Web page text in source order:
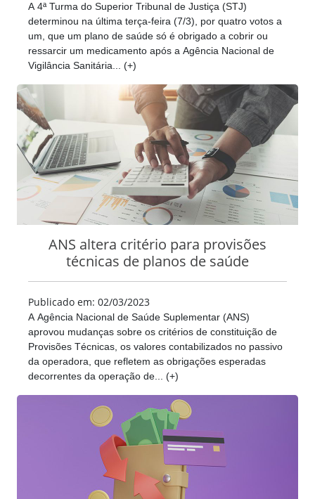
A 4ª Turma do Superior Tribunal de Justiça (STJ)
determinou na última terça-feira (7/3), por quatro votos a
um, que um plano de saúde só é obrigado a cobrir ou
ressarcir um medicamento após a Agência Nacional de
Vigilância Sanitária... (+)
ANS altera critério para provisões
técnicas de planos de saúde
Publicado em: 02/03/2023
A Agência Nacional de Saúde Suplementar (ANS)
aprovou mudanças sobre os critérios de constituição de
Provisões Técnicas, os valores contabilizados no passivo
da operadora, que refletem as obrigações esperadas
decorrentes da operação de... (+)